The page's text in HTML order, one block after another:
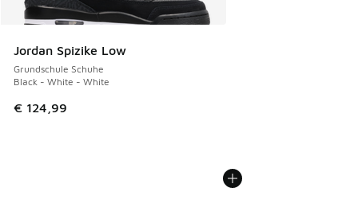
Jordan Spizike Low
Grundschule Schuhe
Black - White - White
€ 124,99